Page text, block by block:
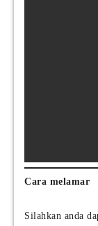
Cara melamar
Silahkan anda